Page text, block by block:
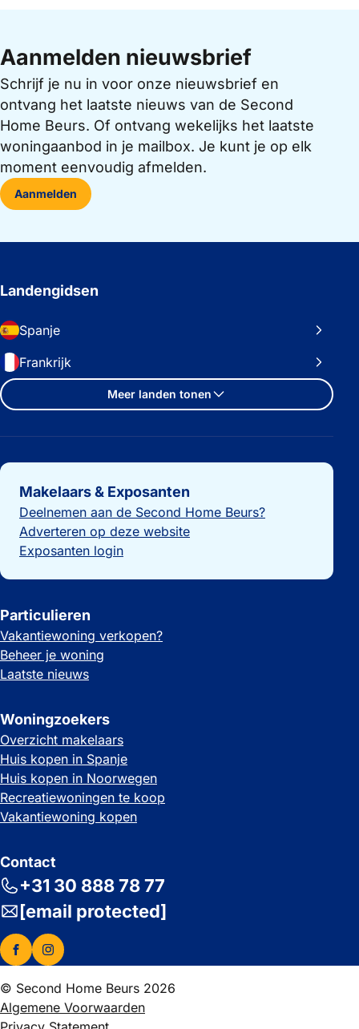
Aanmelden nieuwsbrief
Schrijf je nu in voor onze nieuwsbrief en
ontvang het laatste nieuws van de Second
Home Beurs. Of ontvang wekelijks het laatste
woningaanbod in je mailbox. Je kunt je op elk
moment eenvoudig afmelden.
Aanmelden
Landengidsen
Spanje
Frankrijk
Meer landen tonen
Belangrijke links
Makelaars & Exposanten
Deelnemen aan de Second Home Beurs?
Adverteren op deze website
Exposanten login
Particulieren
Vakantiewoning verkopen?
Beheer je woning
Laatste nieuws
Woningzoekers
Overzicht makelaars
Huis kopen in Spanje
Huis kopen in Noorwegen
Recreatiewoningen te koop
Vakantiewoning kopen
Contact
+31 30 888 78 77
[email protected]
© Second Home Beurs 2026
Algemene Voorwaarden